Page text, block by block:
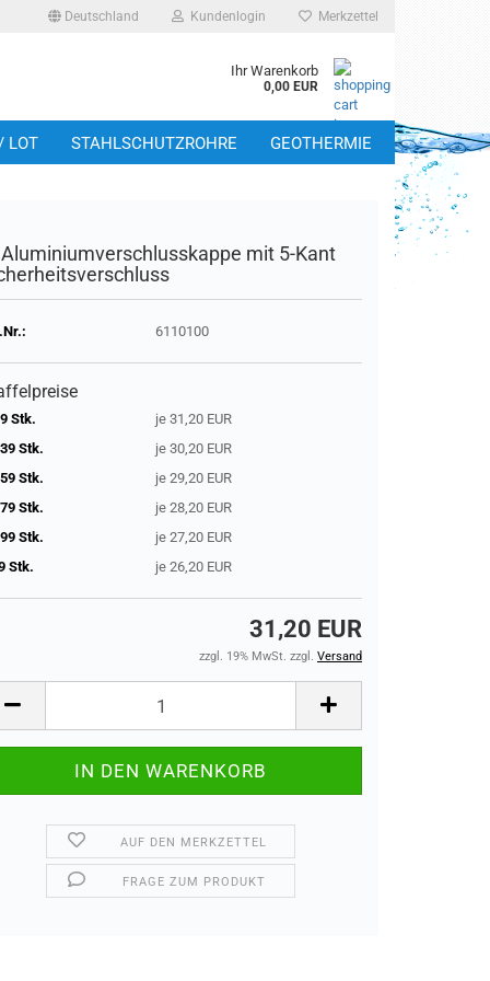
Deutschland Kundenlogin Merkzettel
Ihr Warenkorb
0,00 EUR
LOT STAHLSCHUTZROHRE GEOTHERMIE
mit 5-Kant
6110100
Stk.
je 31,20 EUR
Stk.
je 30,20 EUR
Stk.
je 29,20 EUR
Stk.
je 28,20 EUR
Stk.
je 27,20 EUR
Stk.
je 26,20 EUR
31,20 EUR
zzgl. 19% MwSt. zzgl. Versand
AUF DEN MERKZETTEL
FRAGE ZUM PRODUKT